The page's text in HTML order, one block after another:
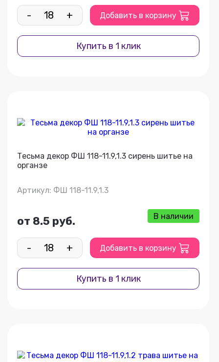
- + Добавить в корзину
Купить в 1 клик
Тесьма декор ФШ 118-11.9,1.3 сирень шитье на
органзе
Артикул: ФШ 118-11.9,1.3
от 8.5 руб. В наличии
- + Добавить в корзину
Купить в 1 клик